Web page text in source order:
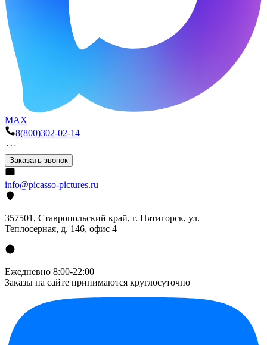
MAX
8(800)302-02-14
Заказать звонок
info@picasso-pictures.ru
357501, Ставропольский край, г. Пятигорск, ул.
Теплосерная, д. 146, офис 4
Ежедневно 8:00-22:00
Заказы на сайте принимаются круглосуточно